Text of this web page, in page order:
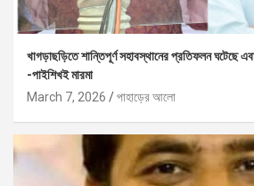
খাগড়াছড়িতে শান্তিপূর্ণ সহাবস্থানের প্রতিফলন ঘটেছে
-পাইশিখই মারমা
March 7, 2026
পাহাড়ের আলো